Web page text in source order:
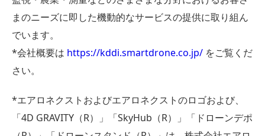
まのニーズに即した機動的なサービスの提供に取り組ん
でいます。
*会社概要は https://kddi.smartdrone.co.jp/ をご覧くだ
さい。
*エアロネクストおよびエアロネクストのロゴおよび、
「4D GRAVITY（R）」「SkyHub（R）」「ドローンデポ